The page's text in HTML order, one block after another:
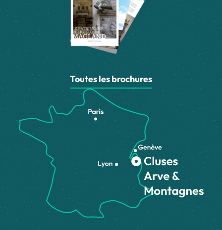
Toutes les brochures